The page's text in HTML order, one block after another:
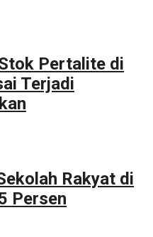
Pertalite di
Terjadi
Rakyat di
Persen